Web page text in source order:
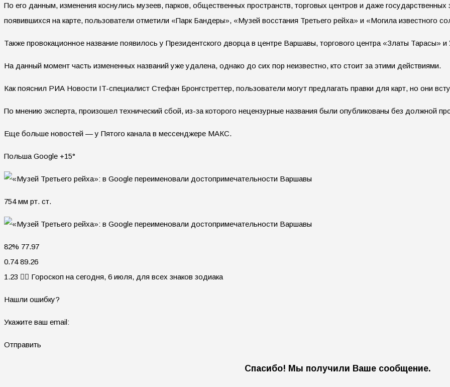
По его данным, изменения коснулись музеев, парков, общественных пространств, торговых центров и даже
появившихся на карте, пользователи отметили «Парк Бандеры», «Музей восстания Третьего рейха» и «Могила известного
Также провокационное название появилось у Президентского дворца в центре Варшавы, торгового центра «Златы Тарасы» и
На данный момент часть измененных названий уже удалена, однако до сих пор неизвестно, кто стоит за этими действиями.
Как пояснил РИА Новости IT-специалист Стефан Бронгстреттер, пользователи могут предлагать правки для карт, но они
По мнению эксперта, произошел технический сбой, из-за которого нецензурные названия были опубликованы без должной
Еще больше новостей — у Пятого канала в мессенджере МАКС.
Польша Google +15°
754 мм рт. ст.
82% 77.97
0.74 89.26
1.23 🧙‍♀ Гороскоп на сегодня, 6 июля, для всех знаков зодиака
Нашли ошибку?
Укажите ваш email:
Отправить
Спасибо! Мы получили Ваше сообщение.